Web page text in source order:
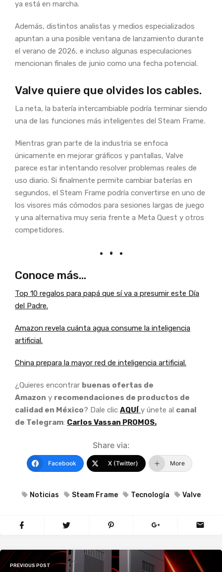
ya está en marcha.
Además, distintos analistas y medios especializados
apuntan a una posible ventana de lanzamiento durante
el verano de 2026, e incluso algunas especulaciones
mencionan finales de junio como una fecha potencial.
Valve quiere que olvides los cables.
La neta, la batería intercambiable podría terminar siendo
una de las funciones más inteligentes del Steam Frame.
Mientras gran parte de la industria se enfoca
únicamente en mejorar gráficos y pantallas, Valve
parece estar intentando resolver problemas reales de
uso diario. Si finalmente permite cambiar baterías en
segundos, el Steam Frame podría convertirse en uno de
los visores más cómodos para sesiones largas de juego
y una alternativa muy seria frente a Meta Quest y otros
competidores.
Conoce más…
Top 10 regalos para papá que sí va a presumir este Día
del Padre.
Amazon revela cuánta agua consume la inteligencia
artificial.
China prepara la mayor red de inteligencia artificial.
¿Quieres encontrar buenas ofertas de
Amazon y recomendaciones de productos de
calidad en México? Dale clic AQUÍ y únete al canal
de Telegram: Carlos Vassan PROMOS.
Share via:
Facebook X (Twitter) More
Noticias Steam Frame Tecnología Valve
PREVIOUS POST